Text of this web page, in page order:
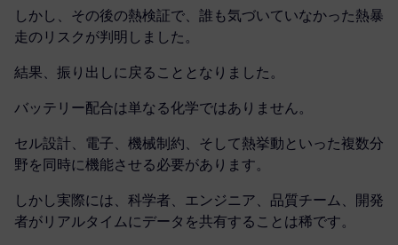
しかし、その後の熱検証で、誰も気づいていなかった熱暴
走のリスクが判明しました。
結果、振り出しに戻ることとなりました。
バッテリー配合は単なる化学ではありません。
セル設計、電子、機械制約、そして熱挙動といった複数分
野を同時に機能させる必要があります。
しかし実際には、科学者、エンジニア、品質チーム、開発
者がリアルタイムにデータを共有することは稀です。